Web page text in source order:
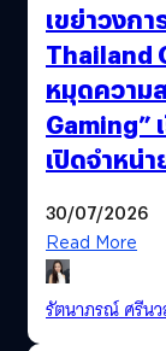
เขย่าวงก
Thailand
หมุดความ
Gaming”
เปิดจำหน่
30/07/2026
Read More
รัตนาภรณ์ ศรีน